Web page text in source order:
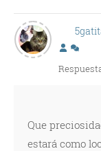
Que
estará como